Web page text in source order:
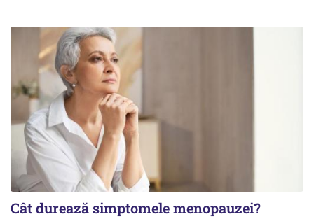
Cât durează simptomele menopauzei?